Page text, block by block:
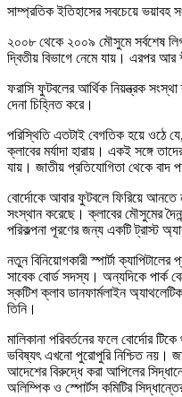
সাম্প্রতিক ইতিহাসের সবচেয়ে ভয়াবহ
২০০৮ থেকে ২০০৯ মৌসুমে সর্বশেষ
দ্বিতীয় বিভাগে নেমে যায়। এরপর আর
ফরাসি ফুটবলের আর্থিক নিয়ন্ত্রক
দেনা চিহ্নিত করে।
পরিস্থিতি এতটাই বেগতিক হয়ে ওঠে
ক্লাবের মর্যাদা হারায়। একই সঙ্গে
যায়। জাতীয় প্রতিযোগিতা থেকে বাদ
বোর্দোকে আবার ফুটবলে ফিরিয়ে আনতে
সংস্থান করেছে। ক্লাবের মৌসুমের
পরিকল্পনা পূরণের জন্য একটি ট্রাস্ট
নতুন বিনিয়োগকারী স্পার্টা
সাবেক বোর্ড সদস্য। অন্যদিকে পার্ক
স্কটিশ ক্লাব ডানফার্মলাইন
তিনি।
মালিকানা পরিবর্তনের ফলে বোর্দোর
ভবিষ্যৎ এখনো পুরোপুরি নিশ্চিত নয়।
আদেশের বিরুদ্ধে করা আপিলের
অলিম্পিক ও স্পোর্টস কমিটির